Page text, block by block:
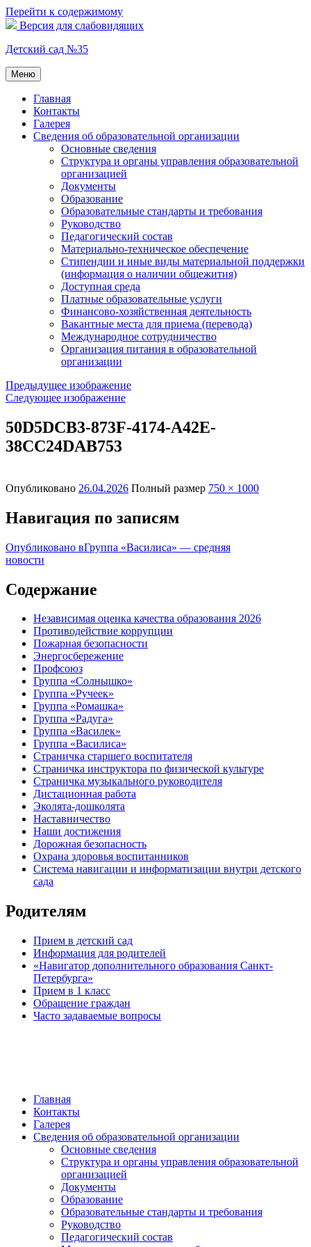
Перейти к содержимому
Версия для слабовидящих
Детский сад №35
Меню
Главная
Контакты
Галерея
Сведения об образовательной организации
Основные сведения
Структура и органы управления образовательной
организацией
Документы
Образование
Образовательные стандарты и требования
Руководство
Педагогический состав
Материально-техническое обеспечение
Стипендии и иные виды материальной поддержки
(информация о наличии общежития)
Доступная среда
Платные образовательные услуги
Финансово-хозяйственная деятельность
Вакантные места для приема (перевода)
Международное сотрудничество
Организация питания в образовательной
организации
Предыдущее изображение
Следующее изображение
50D5DCB3-873F-4174-A42E-
38CC24DAB753
Опубликовано 26.04.2026 Полный размер 750 × 1000
Навигация по записям
Опубликовано вГруппа «Василиса» — средняя
новости
Содержание
Независимая оценка качества образования 2026
Противодействие коррупции
Пожарная безопасности
Энергосбережение
Профсоюз
Группа «Солнышко»
Группа «Ручеек»
Группа «Ромашка»
Группа «Радуга»
Группа «Василек»
Группа «Василиса»
Страничка старшего воспитателя
Страничка инструктора по физической культуре
Страничка музыкального руководителя
Дистационная работа
Эколята-дошколята
Наставничество
Наши достижения
Дорожная безопасность
Охрана здоровья воспитанников
Система навигации и информатизации внутри детского
сада
Родителям
Прием в детский сад
Информация для родителей
«Навигатор дополнительного образования Санкт-
Петербурга»
Прием в 1 класс
Обращение граждан
Часто задаваемые вопросы
Главная
Контакты
Галерея
Сведения об образовательной организации
Основные сведения
Структура и органы управления образовательной
организацией
Документы
Образование
Образовательные стандарты и требования
Руководство
Педагогический состав